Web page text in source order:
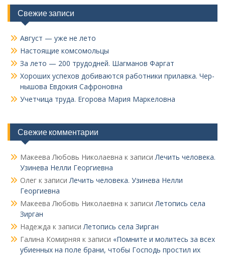
записям
Свежие записи
Август — уже не лето
Настоящие комсомольцы
За лето — 200 трудодней. Шагманов Фаргат
Хороших успехов добиваются работники прилавка. Чер­
нышова Евдокия Сафроновна
Учетчица труда. Его­рова Мария Маркеловна
Свежие комментарии
Макеева Любовь Николаевна к записиЛечить человека.
Узинева Нелли Георгиевна
Олег к записиЛечить человека. Узинева Нелли
Георгиевна
Макеева Любовь Николаевна к записиЛетопись села
Зирган
Надежда к записиЛетопись села Зирган
Галина Комирняя к записи «Помните и молитесь за всех
убиенных на поле брани, чтобы Господь простил их